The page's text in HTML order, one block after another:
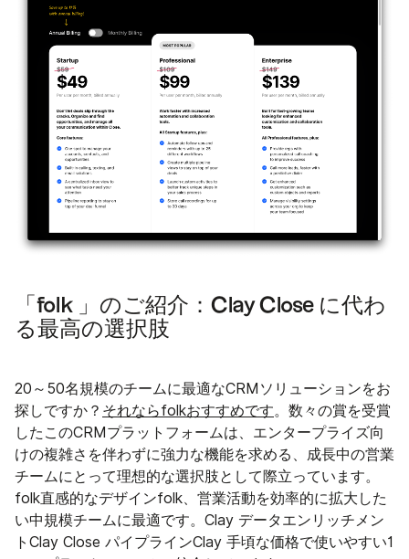
「folk 」のご紹介：Clay Close に代わ
る最高の選択肢
20～50名規模のチームに最適なCRMソリューションをお
探しですか？ それならfolkおすすめです。数々の賞を受賞
したこのCRMプラットフォームは、エンタープライズ向
けの複雑さを伴わずに強力な機能を求める、成長中の営業
チームにとって理想的な選択肢として際立っています。
folk直感的なデザインfolk、営業活動を効率的に拡大した
い中規模チームに最適です。Clay データエンリッチメン
トClay Close パイプラインClay 手頃な価格で使いやすい1